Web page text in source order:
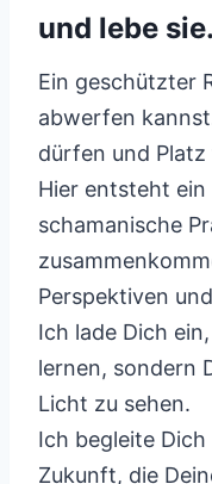
und lebe sie.
Ein geschützter
abwerfen
dürfen und
Hier entsteht ein
schamanische
Perspektiven
Ich lade Dich
lernen, sondern
Licht zu sehen.
Ich begleite Dich
Zukunft, die